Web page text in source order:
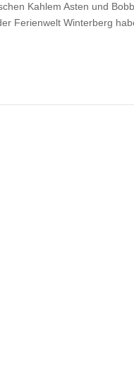
Kahlem Asten und
Ferienwelt Winterberg